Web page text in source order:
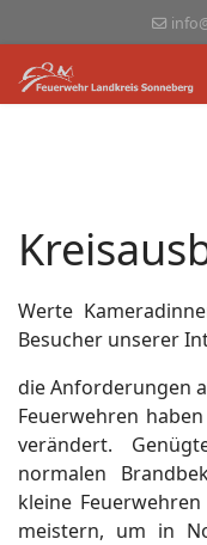
Werte
Besucher unserer
die Anforderungen
Feuerwehren
verändert.
normalen
kleine
meistern, um in